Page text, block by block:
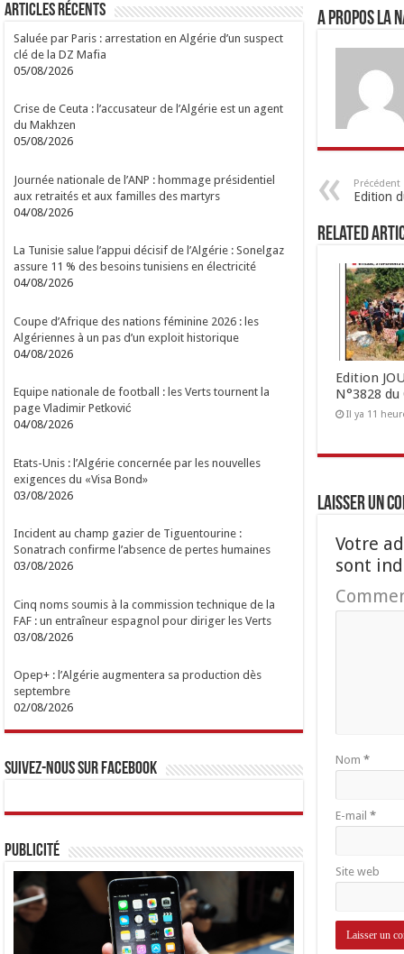
A propos LA
Précédent
Edition
Related
Edition
N°3828
Il ya 11
Laisser un
Votre
sont
Nom *
E-mail *
Site web
Articles Récents
Saluée par Paris : arrestation en Algérie d’un suspect
clé de la DZ Mafia
05/08/2026
Crise de Ceuta : l’accusateur de l’Algérie est un agent
du Makhzen
05/08/2026
Journée nationale de l’ANP : hommage présidentiel
aux retraités et aux familles des martyrs
04/08/2026
La Tunisie salue l’appui décisif de l’Algérie : Sonelgaz
assure 11 % des besoins tunisiens en électricité
04/08/2026
Coupe d’Afrique des nations féminine 2026 : les
Algériennes à un pas d’un exploit historique
04/08/2026
Equipe nationale de football : les Verts tournent la
page Vladimir Petković
04/08/2026
Etats-Unis : l’Algérie concernée par les nouvelles
exigences du «Visa Bond»
03/08/2026
Incident au champ gazier de Tiguentourine :
Sonatrach confirme l’absence de pertes humaines
03/08/2026
Cinq noms soumis à la commission technique de la
FAF : un entraîneur espagnol pour diriger les Verts
03/08/2026
Opep+ : l’Algérie augmentera sa production dès
septembre
02/08/2026
Suivez-nous sur Facebook
Publicité